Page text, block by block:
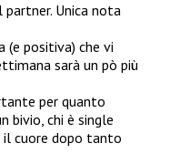
Unica nota
positiva) che vi
sarà un pò più
per quanto
bivio, chi è single
il cuore dopo tanto